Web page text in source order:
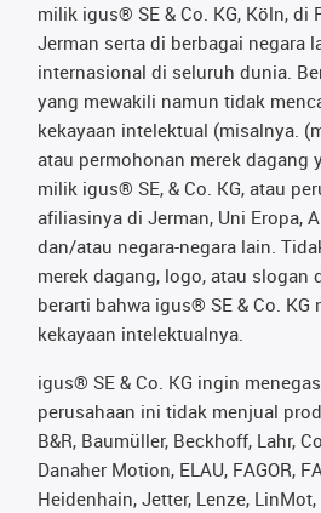
milik igus® SE & Co. KG, Köln, di
Jerman serta di berbagai negara
internasional di seluruh dunia.
yang mewakili namun tidak
kekayaan intelektual (misalnya.
atau permohonan merek dagang
milik igus® SE, & Co. KG, atau
afiliasinya di Jerman, Uni Eropa,
dan/atau negara-negara lain.
merek dagang, logo, atau slogan
berarti bahwa igus® SE & Co. KG
kekayaan intelektualnya.
igus® SE & Co. KG ingin
perusahaan ini tidak menjual
B&R, Baumüller, Beckhoff, Lahr,
Danaher Motion, ELAU, FAGOR,
Heidenhain, Jetter, Lenze, LinMot,